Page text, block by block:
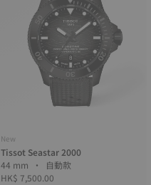
New
Tissot Seastar 2000
44 mm • 自動款
HK$ 7,500.00